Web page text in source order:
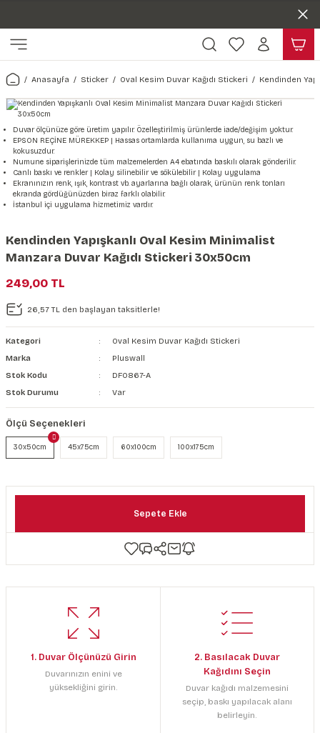
Harita & Şehir Duvar Kağıdı
Türkiye Serisi Duvar Kağıdı
Şehir & Ülke Duvar Kağıdı
Duvar Kağıdı
Çiçek Duvar Kağıdı
Hayvan, Yaprak & Çiçek
Yaprak Desenli Duvar Kağıdı
Hayvan Duvar Kağıdı
Kağıdı
Doğa & Manza Duvar Kağıdı
Manzara Duvar Kağıdı
Orman Duvar Kağıdı
Tasarım & Sanatsal Duvar
Sanat Duvar Kağıdı
Geometrik Duvar Kağıdı
Araba Duvar Kağıdı
Sağlık Duvar Kağıdı
Taş Desenli Duvar Kağıdı
Ahşap, Mermer & Taş
Mermer Desenli Duvar Kağıdı
Taş Desenli Duvar Kağıdı
Ahşap Desenli Duvar Kağıdı
Duvar Kanvası
Kağıdı Stickeri
Seti
Anasayfa Sticker Oval Kesim Duvar Kağıdı Stickeri Kendinden
Duvar ölçünüze göre üretim yapılır. Özelleştirilmiş ürünlerde iade/değişim yoktur.
EPSON REÇİNE MÜREKKEP | Hassas ortamlarda kullanıma uygun, su bazlı ve
kokusuzdur.
Numune siparişlerinizde tüm malzemelerden A4 ebatında baskılı olarak gönderilir.
Canlı baskı ve renkler | Kolay silinebilir ve sökülebilir | Kolay uygulama
Ekranınızın renk, ışık, kontrast vb. ayarlarına bağlı olarak, ürünün renk tonları
ekranda gördüğünüzden biraz farklı olabilir.
İstanbul içi uygulama hizmetimiz vardır.
Kendinden Yapışkanlı Oval Kesim Minimalist
Manzara Duvar Kağıdı Stickeri 30x50cm
249,00 TL
26,57 TL den başlayan taksitlerle!
Kategori
Oval Kesim Duvar Kağıdı Stickeri
Marka
Pluswall
Stok Kodu
DF0867-A
Stok Durumu
Var
Ölçü Seçenekleri
30x50cm 45x75cm 60x100cm 100x175cm
Sepete Ekle
1. Duvar Ölçünüzü Girin
Duvarınızın enini ve
yüksekliğini girin.
2. Basılacak Duvar
Kağıdını Seçin
Duvar kağıdı malzemesini
seçip, baskı yapılacak alanı
belirleyin.